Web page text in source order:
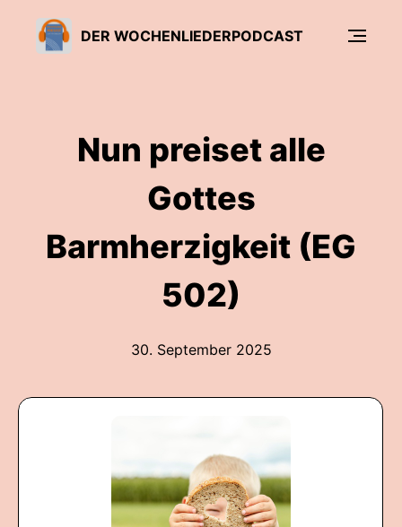
DER WOCHENLIEDERPODCAST
Nun preiset alle
Gottes
Barmherzigkeit (EG
502)
30. September 2025